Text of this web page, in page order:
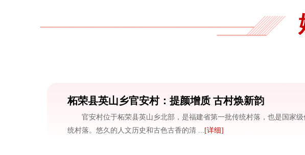
柘荣县英山乡官安村：提颜增质 古村焕新韵
官安村位于柘荣县英山乡北部，是福建省第一批传统村落，也是国家级
统村落。悠久的人文历史和古色古香的清 ... [详细]